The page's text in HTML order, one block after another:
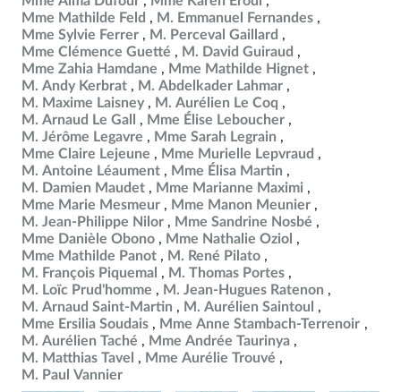
Mme Mathilde Feld
M. Emmanuel Fernandes
Mme Sylvie Ferrer
M. Perceval Gaillard
Mme Clémence Guetté
M. David Guiraud
Mme Zahia Hamdane
Mme Mathilde Hignet
M. Andy Kerbrat
M. Abdelkader Lahmar
M. Maxime Laisney
M. Aurélien Le Coq
M. Arnaud Le Gall
Mme Élise Leboucher
M. Jérôme Legavre
Mme Sarah Legrain
Mme Claire Lejeune
Mme Murielle Lepvraud
M. Antoine Léaument
Mme Élisa Martin
M. Damien Maudet
Mme Marianne Maximi
Mme Marie Mesmeur
Mme Manon Meunier
M. Jean-Philippe Nilor
Mme Sandrine Nosbé
Mme Danièle Obono
Mme Nathalie Oziol
Mme Mathilde Panot
M. René Pilato
M. François Piquemal
M. Thomas Portes
M. Loïc Prud'homme
M. Jean-Hugues Ratenon
M. Arnaud Saint-Martin
M. Aurélien Saintoul
Mme Ersilia Soudais
Mme Anne Stambach-Terrenoir
M. Aurélien Taché
Mme Andrée Taurinya
M. Matthias Tavel
Mme Aurélie Trouvé
M. Paul Vannier